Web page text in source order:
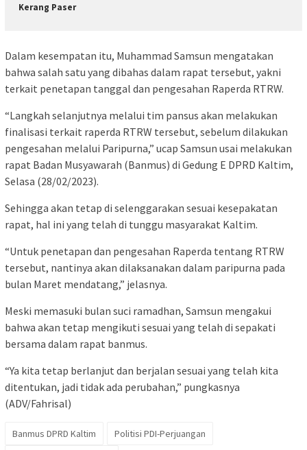
Kerang Paser
Dalam kesempatan itu, Muhammad Samsun mengatakan
bahwa salah satu yang dibahas dalam rapat tersebut, yakni
terkait penetapan tanggal dan pengesahan Raperda RTRW.
“Langkah selanjutnya melalui tim pansus akan melakukan
finalisasi terkait raperda RTRW tersebut, sebelum dilakukan
pengesahan melalui Paripurna,” ucap Samsun usai melakukan
rapat Badan Musyawarah (Banmus) di Gedung E DPRD Kaltim,
Selasa (28/02/2023).
Sehingga akan tetap di selenggarakan sesuai kesepakatan
rapat, hal ini yang telah di tunggu masyarakat Kaltim.
“Untuk penetapan dan pengesahan Raperda tentang RTRW
tersebut, nantinya akan dilaksanakan dalam paripurna pada
bulan Maret mendatang,” jelasnya.
Meski memasuki bulan suci ramadhan, Samsun mengakui
bahwa akan tetap mengikuti sesuai yang telah di sepakati
bersama dalam rapat banmus.
“Ya kita tetap berlanjut dan berjalan sesuai yang telah kita
ditentukan, jadi tidak ada perubahan,” pungkasnya
(ADV/Fahrisal)
Banmus DPRD Kaltim
Politisi PDI-Perjuangan